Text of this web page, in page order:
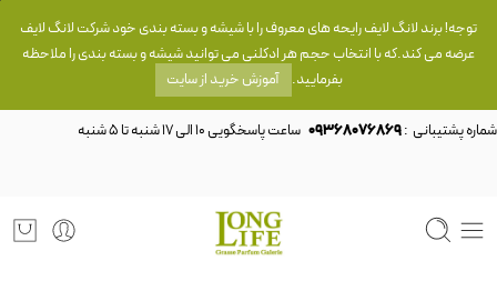
توجه! برند لانگ لایف رایحه های معروف را با شیشه و بسته بندی خود شرکت لانگ لایف
عرضه می کند.که با انتخاب حجم هر ادکلنی می توانید شیشه و بسته بندی را ملاحظه
بفرمایید. آموزش خرید از سایت
شماره پشتیبانی :09368076869